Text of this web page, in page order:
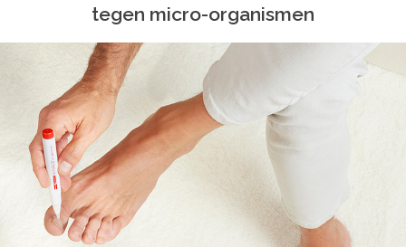
tegen micro-organismen